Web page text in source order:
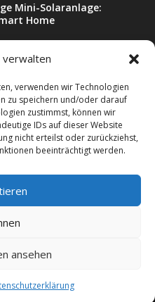
verwalten
verwenden wir Technologien
zu speichern und/oder darauf
zustimmst, können wir
IDs auf dieser Website
nicht erteilst oder zurückziehst,
beeinträchtigt werden.
ansehen
Mini-Solaranlage:
Home
Forenregeln
AVO UG | Alle
Das Forum
diesen etwas bestellen,